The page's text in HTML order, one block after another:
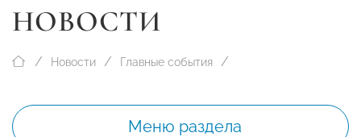
НОВОСТИ
Новости Главные события
Меню раздела